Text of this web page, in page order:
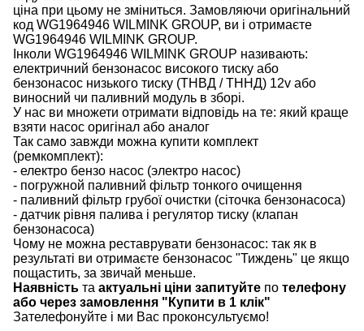
ціна при цьому не зміниться. Замовляючи оригінальний
код WG1964946 WILMINK GROUP, ви і отримаєте
WG1964946 WILMINK GROUP.
Інколи WG1964946 WILMINK GROUP називають:
електричний бензонасос високого тиску або
бензонасос низького тиску (ТНВД / ТННД) 12v або
виносний чи паливний модуль в зборі.
У нас ви множети отримати відповідь на те: який краще
взяти насос оригінал або аналог
Так само завжди можна купити комплект
(ремкомплект):
- електро бензо насос (электро насос)
- погружной паливний фільтр тонкого очищення
- паливний фільтр грубої очистки (сіточка бензонасоса)
- датчик рівня палива і регулятор тиску (клапан
бензонасоса)
Чому не можна реставрувати бензонасос: так як в
результаті ви отримаєте бензонасос "Тиждень" це якщо
пощастить, за звичай меньше.
Наявність та актуальні ціни запитуйте по телефону
або через замовлення "Купити в 1 клік"
Зателефонуйте і ми Вас проконсультуємо!